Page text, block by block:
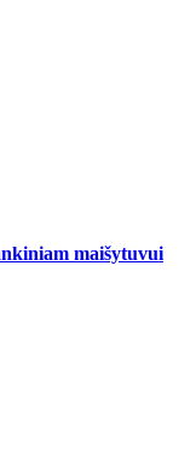
maišytuvui